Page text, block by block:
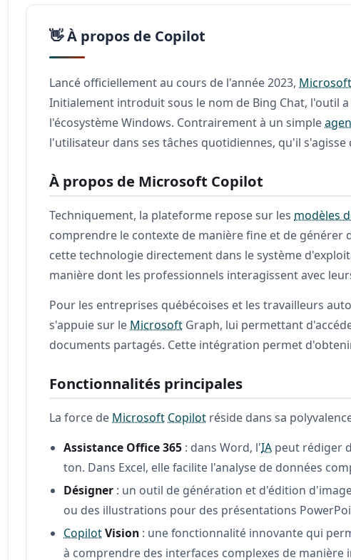
👋 À propos de Copilot
Lancé officiellement au cours de l'année 2023, Microsoft
Initialement introduit sous le nom de Bing Chat, l'outil
l'écosystème Windows. Contrairement à un simple
l'utilisateur dans ses tâches quotidiennes, qu'il
À propos de Microsoft Copilot
Techniquement, la plateforme repose sur les modèles
comprendre le contexte de manière fine et de
cette technologie directement dans le système
manière dont les professionnels interagissent avec
Pour les entreprises québécoises et les travailleurs
s'appuie sur le Microsoft Graph, lui permettant
documents partagés. Cette intégration permet
Fonctionnalités principales
La force de Microsoft Copilot réside dans sa
Assistance Office 365 : dans Word, l'IA peut rédiger
ton. Dans Excel, elle facilite l'analyse de données
Désigner : un outil de génération et d'édition
ou des illustrations pour des présentations
CopilotVision : une fonctionnalité innovante qui
à comprendre des interfaces complexes de manière